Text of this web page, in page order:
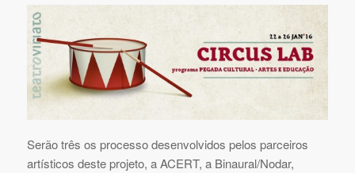
Serão três os processo desenvolvidos pelos parceiros
artísticos deste projeto, a ACERT, a Binaural/Nodar,